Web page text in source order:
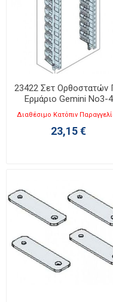
23422 Σετ Ορθοστατών
Ερμάριο Gemini Νο3-4
Διαθέσιμο Κατόπιν
23,15 €